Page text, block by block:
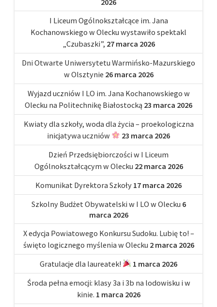
I Liceum Ogólnokształcące im. Jana
Kochanowskiego w Olecku wystawiło spektakl
„Czubaszki”, 27 marca 2026
Dni Otwarte Uniwersytetu Warmińsko-Mazurskiego
w Olsztynie 26 marca 2026
Wyjazd uczniów I LO im. Jana Kochanowskiego w
Olecku na Politechnikę Białostocką 23 marca 2026
Kwiaty dla szkoły, woda dla życia – proekologiczna
inicjatywa uczniów
23 marca 2026
Dzień Przedsiębiorczości w I Liceum
Ogólnokształcącym w Olecku 22 marca 2026
Komunikat Dyrektora Szkoły 17 marca 2026
Szkolny Budżet Obywatelski w I LO w Olecku 6
marca 2026
X edycja Powiatowego Konkursu Sudoku. Lubię to! –
święto logicznego myślenia w Olecku 2 marca 2026
Gratulacje dla laureatek!
1 marca 2026
Środa pełna emocji: klasy 3a i 3b na lodowisku i w
kinie. 1 marca 2026